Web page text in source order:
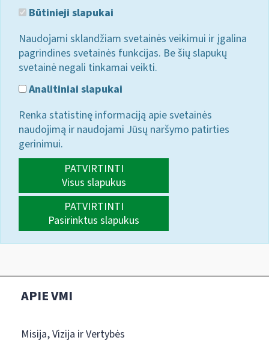
Būtinieji slapukai
Naudojami sklandžiam svetainės veikimui ir įgalina
pagrindines svetainės funkcijas. Be šių slapukų
svetainė negali tinkamai veikti.
Analitiniai slapukai
Renka statistinę informaciją apie svetainės
naudojimą ir naudojami Jūsų naršymo patirties
gerinimui.
PATVIRTINTI
Visus slapukus
PATVIRTINTI
Pasirinktus slapukus
APIE VMI
Misija, Vizija ir Vertybės